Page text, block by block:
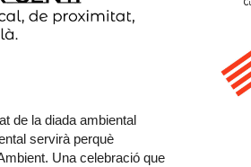
de la diada ambiental
servirà perquè
Una celebració que